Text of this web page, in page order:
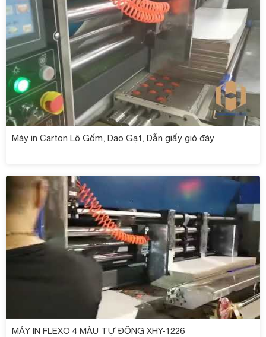
Máy in Carton Lô Gốm, Dao Gạt, Dẫn giấy gió đáy
MÁY IN FLEXO 4 MÀU TỰ ĐỘNG XHY-1226